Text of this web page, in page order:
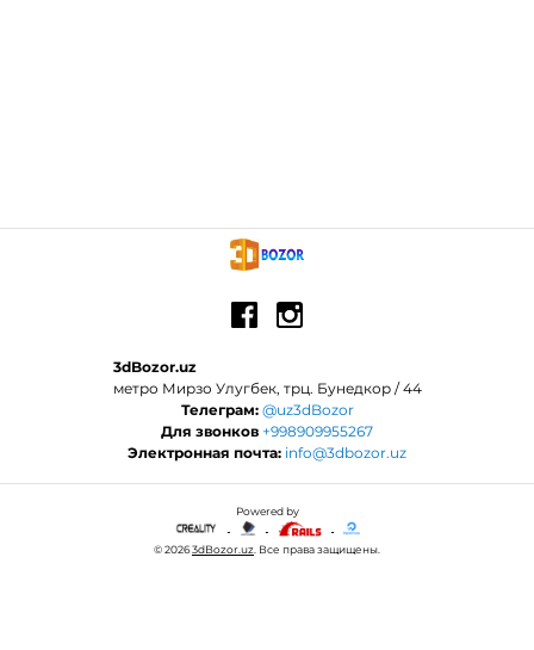
3dBozor.uz
метро Мирзо Улугбек, трц. Бунедкор / 44
Телеграм: @uz3dBozor
Для звонков +998909955267
Электронная почта: info@3dbozor.uz
Powered by
© 20263dBozor.uz . Все права защищены.